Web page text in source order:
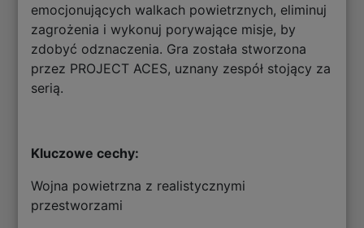
emocjonujących walkach powietrznych, eliminuj
zagrożenia i wykonuj porywające misje, by
zdobyć odznaczenia. Gra została stworzona
przez PROJECT ACES, uznany zespół stojący za
serią.
Kluczowe cechy:
Wojna powietrzna z realistycznymi
przestworzami